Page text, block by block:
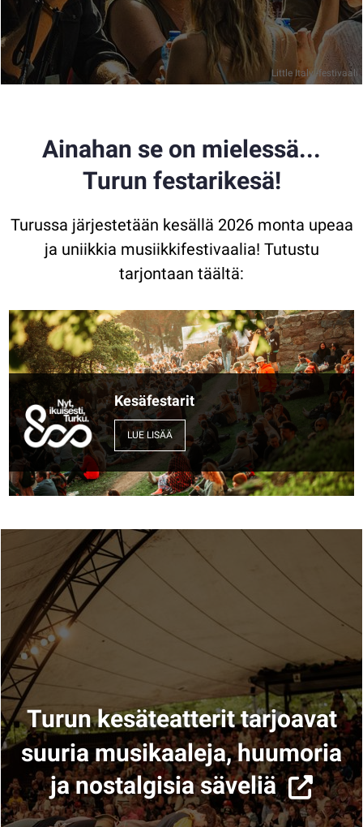
Little Italy -festivaali
Ainahan se on mielessä...
Turun festarikesä!
Turussa järjestetään kesällä 2026 monta upeaa
ja uniikkia musiikkifestivaalia! Tutustu
tarjontaan täältä:
Kesäfestarit
LUE LISÄÄ
Turun kesäteatterit tarjoavat
suuria musikaaleja, huumoria
ja nostalgisia säveliä